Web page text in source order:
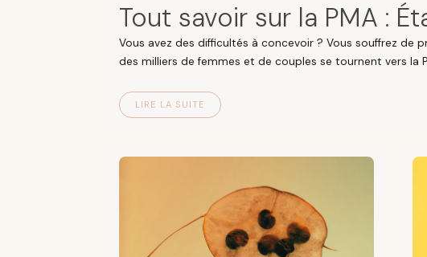
Tout savoir sur la PMA :
Vous avez des difficultés à concevoir ? Vous souffrez de
des milliers de femmes et de couples se tournent vers la
LIRE LA SUITE